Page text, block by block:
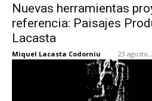
Nuevas herramientas
referencia: Paisajes
Lacasta
Miquel Lacasta Codorniu - 23 agosto,